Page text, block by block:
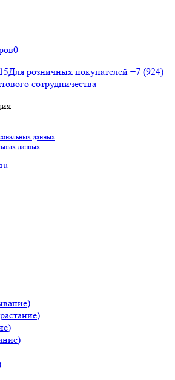
0
Для розничных покупателей +7 (924)
сотрудничества
данных
данных